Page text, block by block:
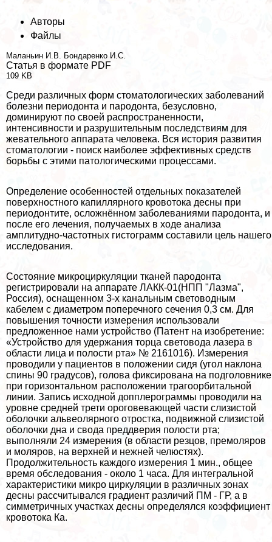
Авторы
Файлы
Маланьин И.В. Бондаренко И.С.
Статья в формате PDF
109 KB
Среди различных форм стоматологических заболеваний
болезни периодонта и пародонта, безусловно,
доминируют по своей распространенности,
интенсивности и разрушительным последствиям для
жевательного аппарата человека. Вся история развития
стоматологии - поиск наиболее эффективных средств
борьбы с этими патологическими процессами.
Определение особенностей отдельных показателей
поверхностного капиллярного кровотока десны при
периодонтите, осложнённом заболеваниями пародонта, и
после его лечения, получаемых в ходе анализа
амплитудно-частотных гистограмм составили цель нашего
исследования.
Состояние микроциркуляции тканей пародонта
регистрировали на аппарате ЛАКК-01(НПП "Лазма",
Россия), оснащенном 3-х кaнaльным световодным
кабелем с диаметром поперечного сечения 0,3 см. Для
повышения точности измерения использовали
предложенное нами устройство (Патент на изобретение:
«Устройство для удержания торца световода лазера в
области лица и полости рта» № 2161016). Измерения
проводили у пациентов в положении сидя (угол наклона
спины 90 градусов), голова фиксирована на подголовнике
при горизонтальном расположении трагоорбитальной
линии. Запись исходной допплерограммы проводили на
уровне средней трети ороговевающей части слизистой
оболочки альвеолярного отростка, подвижной слизистой
оболочки дна и свода преддверия полости рта;
выполняли 24 измерения (в области резцов, премоляров
и моляров, на верхней и нежней челюстях).
Продолжительность каждого измерения 1 мин., общее
время обследования - около 1 часа. Для интегральной
хаpaктеристики микро циркуляции в различных зонах
десны рассчитывался градиент различий ПМ - ГР, а в
симметричных участках десны определялся коэффициент
кровотока Ка.